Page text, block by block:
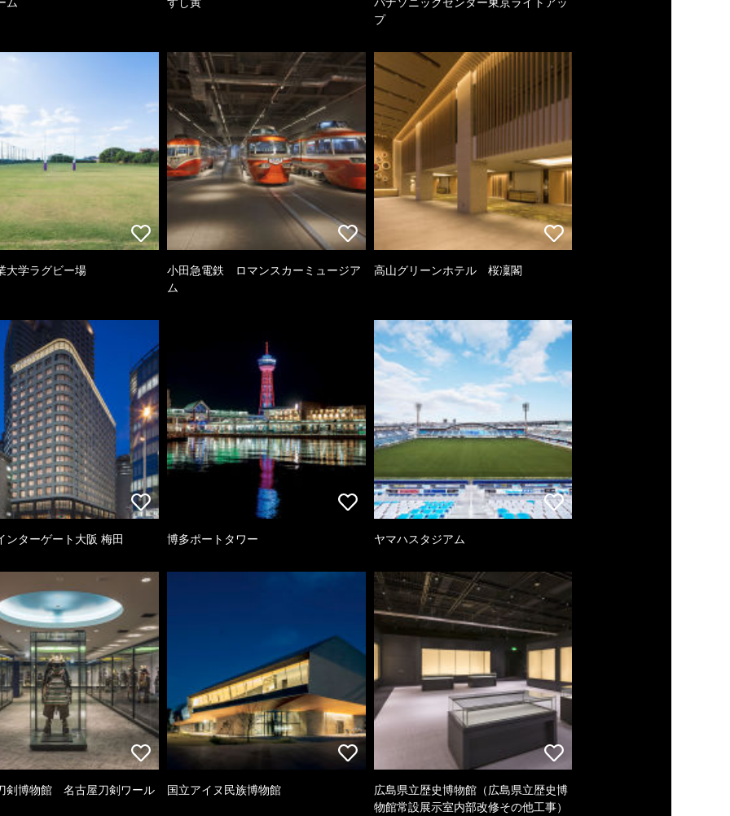
プ
大学ラグビー場
小田急電鉄 ロマンスカーミュージア
ム
高山グリーンホテル 桜凜閣
ンターゲート大阪 梅田 博多ポートタワー ヤマハスタジアム
剣博物館 名古屋刀剣ワール 国立アイヌ民族博物館
広島県立歴史博物館（広島県立歴史博
物館常設展示室内部改修その他工事）